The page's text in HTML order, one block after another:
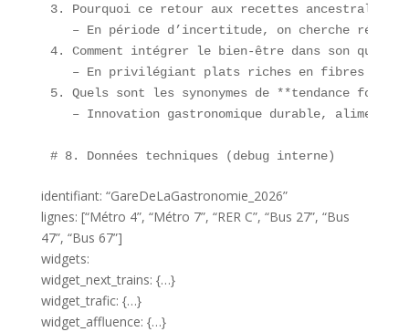
3. Pourquoi ce retour aux recettes ancestrales
– En période d’incertitude, on cherche
4. Comment intégrer le bien-être dans son
– En privilégiant plats riches en fibres et
5. Quels sont les synonymes de **tendance food
– Innovation gastronomique durable,
# 8. Données techniques (debug interne)
identifiant: “GareDeLaGastronomie_2026”
lignes: [“Métro 4”, “Métro 7”, “RER C”, “Bus 27”, “Bus
47”, “Bus 67”]
widgets:
widget_next_trains: {…}
widget_trafic: {…}
widget_affluence: {…}